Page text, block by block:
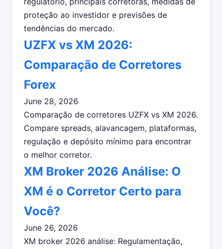
proteção ao investidor e previsões de
tendências do mercado.
UZFX vs XM 2026:
Comparação de Corretores
Forex
June 28, 2026
Comparação de corretores UZFX vs XM 2026.
Compare spreads, alavancagem, plataformas,
regulação e depósito mínimo para encontrar
o melhor corretor.
XM Broker 2026 Análise: O
XM é o Corretor Certo para
Você?
June 26, 2026
XM broker 2026 análise: Regulamentação,